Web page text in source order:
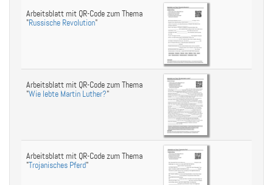
Arbeitsblatt mit QR-Code zum Thema
"Russische Revolution"
Arbeitsblatt mit QR-Code zum Thema
"Wie lebte Martin Luther?"
Arbeitsblatt mit QR-Code zum Thema
"Trojanisches Pferd"